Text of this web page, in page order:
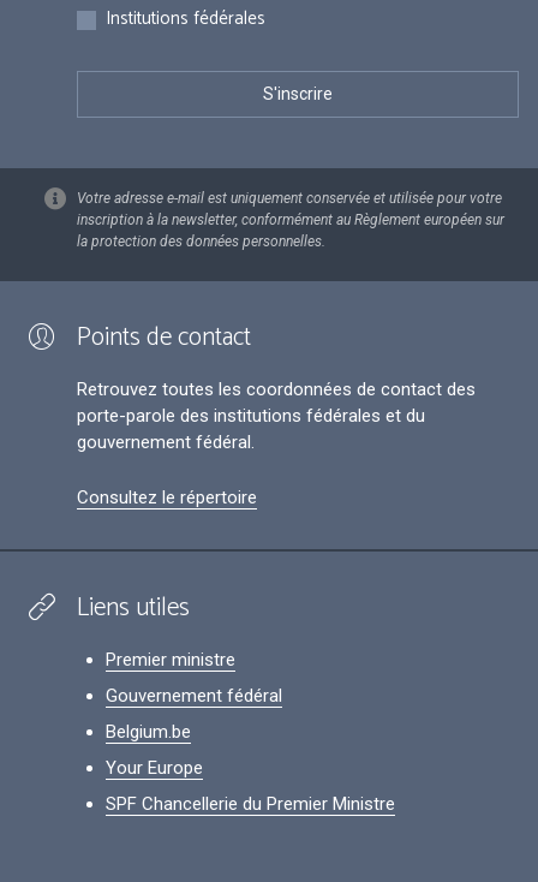
Institutions fédérales
Votre adresse e-mail est uniquement conservée et utilisée pour votre
inscription à la newsletter, conformément au Règlement européen sur
la protection des données personnelles.
Points de contact
Retrouvez toutes les coordonnées de contact des
porte-parole des institutions fédérales et du
gouvernement fédéral.
Consultez le répertoire
Liens utiles
Premier ministre
Gouvernement fédéral
Belgium.be
Your Europe
SPF Chancellerie du Premier Ministre